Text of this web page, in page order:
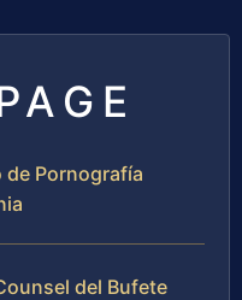
de Pornografía
del Bufete